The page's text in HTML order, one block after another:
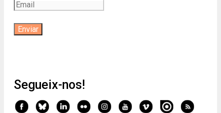
Segueix-nos!